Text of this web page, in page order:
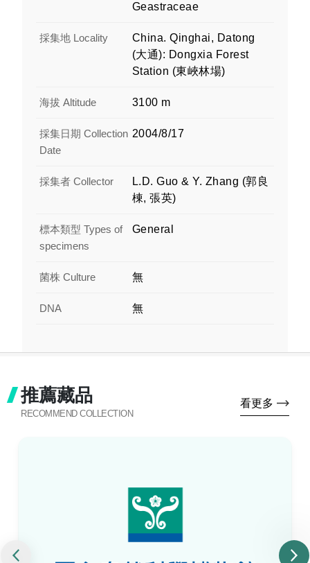
Geastraceae
採集地 Locality
China. Qinghai, Datong
(大通): Dongxia Forest
Station (東峽林場)
海拔 Altitude 3100 m
採集日期 Collection
Date
2004/8/17
採集者 Collector
L.D. Guo & Y. Zhang (郭良
棟, 張英)
標本類型 Types of
specimens
General
菌株 Culture 無
DNA 無
推薦藏品
RECOMMEND COLLECTION
看更多